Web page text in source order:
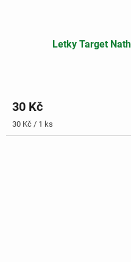
Letky Target
30 Kč
Měrná
cena:
30 Kč / 1 ks